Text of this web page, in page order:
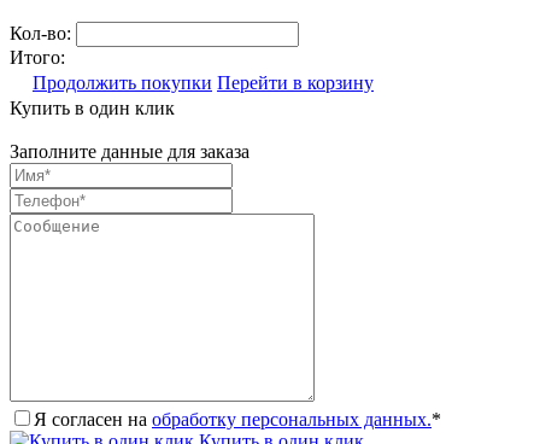
Кол-во:
Итого:
Продолжить покупки Перейти в корзину
Купить в один клик
Заполните данные для заказа
Я согласен на обработку персональных данных.*